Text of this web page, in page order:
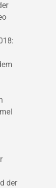
der